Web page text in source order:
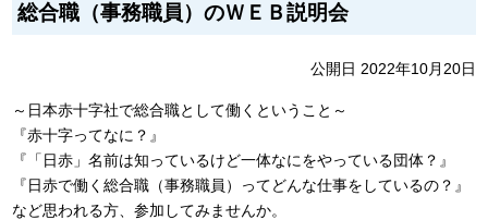
総合職（事務職員）のＷＥＢ説明会
公開日 2022年10月20日
～日本赤十字社で総合職として働くということ～
『赤十字ってなに？』
『「日赤」名前は知っているけど一体なにをやっている団体？』
『日赤で働く総合職（事務職員）ってどんな仕事をしているの？』
など思われる方、参加してみませんか。